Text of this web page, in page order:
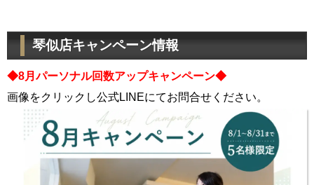
琴似店キャンペーン情報
◆8月パーソナル回数アップキャンペーン◆
画像をクリックし公式LINEにてお問合せください。